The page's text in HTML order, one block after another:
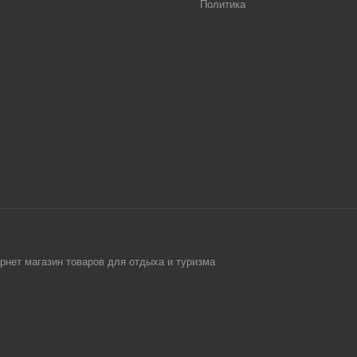
Политика
магазин товаров для отдыха и туризма